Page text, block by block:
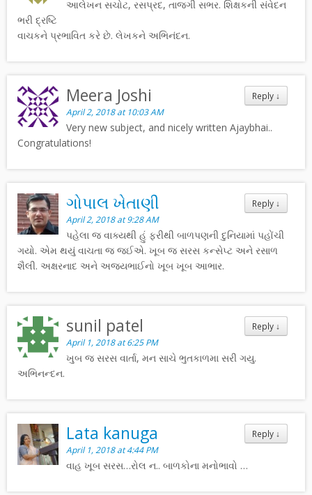
આલેખન સચોટ, રસપ્રદ, તાજગી સભર. શિક્ષકની સંવેદન
ભરી દ્રષ્ટિ
વાચકને પ્રભાવિત કરે છે. લેખકને અભિનંદન.
Reply ↓
Meera Joshi
April 2, 2018 at 10:03 AM
Very new subject, and nicely written Ajaybhai..
Congratulations!
Reply ↓
ગોપાલ ખેતાણી
April 2, 2018 at 9:28 AM
પહેલા જ વાક્યથી હું ફરીથી બાળપણની દુનિયામાં પહોંચી
ગયો. એમ થયું વાચતા જ જઈએ. ખૂબ જ સરસ કન્સેપ્ટ અને રસાળ
શૈલી. અક્ષરનાદ અને અજયભાઈનો ખૂબ ખૂબ આભાર.
Reply ↓
sunil patel
April 1, 2018 at 6:25 PM
ખુબ જ સરસ વાર્તા, મન સાચે ભુતકાળમા સરી ગયુ.
અભિનન્દન.
Reply ↓
Lata kanuga
April 1, 2018 at 4:44 PM
વાહ ખૂબ સરસ…રોલ ન.. બાળકોના મનોભાવો …